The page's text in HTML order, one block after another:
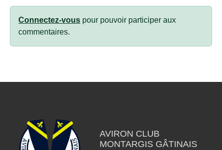
Connectez-vous pour pouvoir participer aux
commentaires.
AVIRON CLUB
MONTARGIS GÂTINAIS